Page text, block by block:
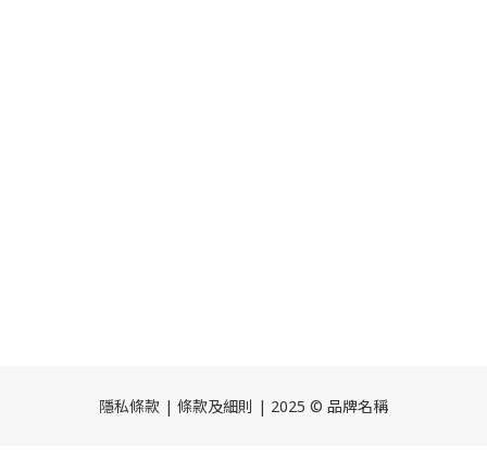
隱私條款 | 條款及細則 | 2025 © 品牌名稱